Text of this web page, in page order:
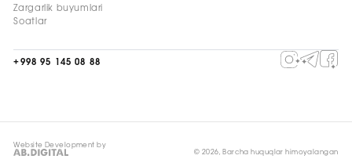
Zargarlik buyumlari
Soatlar
+998 95 145 08 88
Website Development by
© 2026, Barcha huquqlar himoyalangan